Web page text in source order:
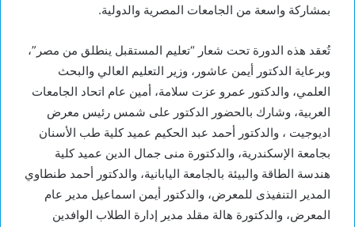
بمشاركة واسعة من الجامعات المصرية والدولية.
تُعقد هذه الدورة تحت شعار “تعليم المستقبل ينطلق من مصر”،
وبرعاية الدكتور أيمن عاشور، وزير التعليم العالي والبحث
العلمي، والدكتور عمرو عزت سلامة، أمين عام اتحاد الجامعات
العربية، وشارك بالحضور الدكتور على شمس رئيس معرض
اديوجيت ، والدكتور أحمد عبد الحكيم عميد كلية طب الأسنان
بجامعة الإسكندرية، والدكتورة منى جمال الدين عميد كلية
هندسة الطاقة والبيئة بالجامعة اليابانية، والدكتور أحمد طنطاوي
المدير التنفيذى للمعرض، والدكتور أيمن اسماعيل مدير عام
المعرض، والدكتورة هالة مقلد مدير إدارة الطلاب الوافدين